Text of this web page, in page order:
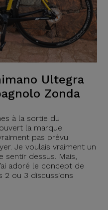
Ultegra
Zonda
à la sortie du
la marque
pas prévu
Je voulais vraiment un
sentir dessus. Mais,
adoré le concept de
2 ou 3 discussions